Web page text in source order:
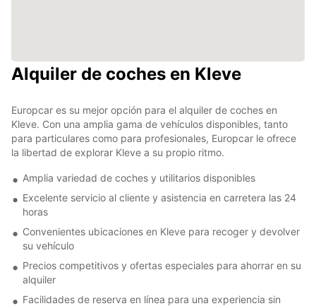
Alquiler de coches en Kleve
Europcar es su mejor opción para el alquiler de coches en
Kleve. Con una amplia gama de vehículos disponibles, tanto
para particulares como para profesionales, Europcar le ofrece
la libertad de explorar Kleve a su propio ritmo.
Amplia variedad de coches y utilitarios disponibles
Excelente servicio al cliente y asistencia en carretera las 24
horas
Convenientes ubicaciones en Kleve para recoger y devolver
su vehículo
Precios competitivos y ofertas especiales para ahorrar en su
alquiler
Facilidades de reserva en línea para una experiencia sin